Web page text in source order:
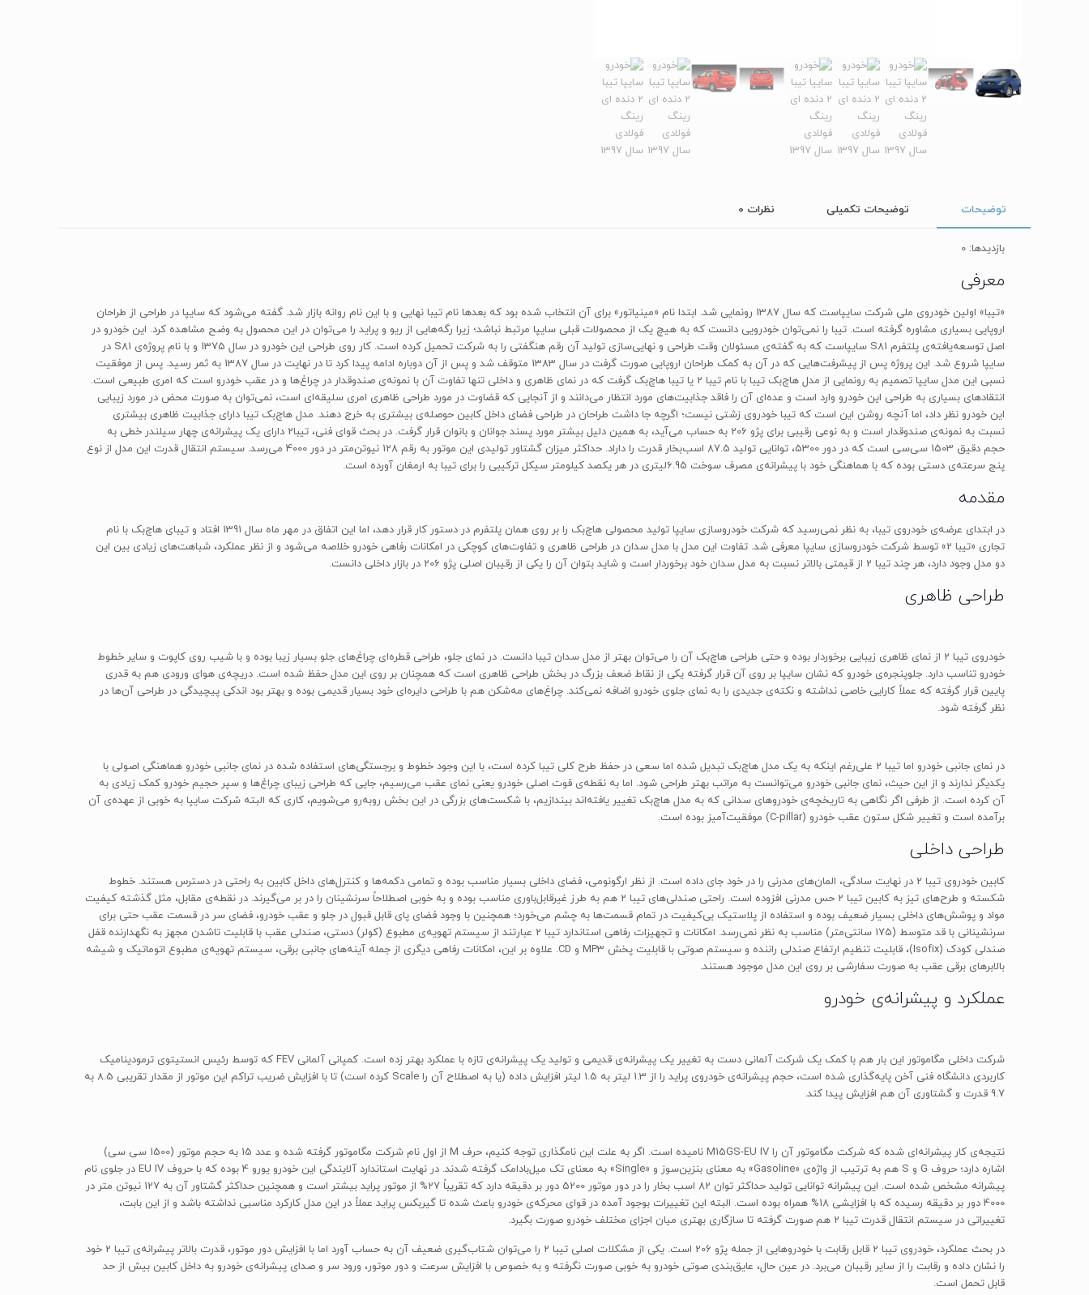
توضیحات توضیحات تکمیلی نظرات 0
بازدیدها: 0
معرفی
«تیبا» اولین خودروی ملی شرکت سایپاست که سال 1387 رونمایی شد. ابتدا نام «مینیاتور» برای آن انتخاب شده بود که بعدها نام تیبا نهایی و با این نام روانه بازار شد. گفته می‌شود که سایپا در طراحی از طراحان
اروپایی بسیاری مشاوره گرفته است. تیبا را نمی‌توان خودرویی دانست که به هیچ یک از محصولات قبلی سایپا مرتبط نباشد؛ زیرا رگه‌هایی از ریو و پراید را می‌توان در این محصول به وضح مشاهده کرد. این خودرو در
اصل توسعه‌یافته‌ی پلتفرم‌ S81‌ سایپاست که به گفته‌ی مسئولان وقت طراحی و نهایی‌سازی تولید آن رقم هنگفتی را به شرکت تحمیل کرده است. کار روی طراحی این خودرو در سال 1375 و با نام پروژه‌ی S81 در
سایپا شروع شد. این پروژه پس از پیشرفت‌هایی که در آن به کمک طراحان اروپایی صورت گرفت در سال 1383 متوقف شد و پس از آن دوباره ادامه پیدا کرد تا در نهایت در سال 1387 به ثمر رسید. پس از موفقیت
نسبی این مدل سایپا تصمیم به رونمایی از مدل هاچ‌بک تیبا با نام تیبا 2 یا تیبا هاچ‌بک گرفت که در نمای ظاهری و داخلی تنها تفاوت آن با نمونه‌ی صندوقدار در چراغ‌ها و در عقب خودرو است که امری طبیعی است.
انتقادهای بسیاری به طراحی این خودرو وارد است و عده‌ای آن را فاقد جذابیت‌های مورد انتظار می‌دانند و از آنجایی که قضاوت در مورد طراحی ظاهری امری سلیقه‌ای است، نمی‌توان به صورت محض در مورد زیبایی
این خودرو نظر داد، اما آنچه روشن این است که تیبا خودروی زشتی نیست؛ اگرچه جا داشت طراحان در طراحی فضای داخل کابین حوصله‌ی بیشتری به خرج دهند. مدل هاچ‌بک تیبا دارای جذابیت ظاهری بیشتری
نسبت به نمونه‌ی صندوقدار است و به نوعی رقیبی برای پژو 206 به حساب می‌آید، به همین دلیل بیشتر مورد پسند جوانان و بانوان قرار گرفت. در بحث قوای فنی، تیبا2 دارای یک پیشرانه‌ی چهار سیلندر خطی به
حجم دقیق 1503 سی‌سی است که در دور 5300‌، توانایی تولید 87.5 اسب‌بخار قدرت را داراد. حداکثر میزان گشتاور تولیدی این موتور به رقم 128 نیوتن‌متر در دور 4000 می‌رسد. سیستم انتقال قدرت این مدل از نوع
پنج سرعته‌ی دستی بوده که با هماهنگی خود با پیشرانه‌ی مصرف سوخت 6.95‌لیتری در هر یکصد کیلومتر سیکل ترکیبی را برای تیبا به ارمغان آورده است.
مقدمه
در ابتدای عرضه‌ی خودروی تیبا، به نظر نمی‌رسید که شرکت خودروسازی سایپا تولید محصولی هاچ‌بک را بر روی همان پلتفرم در دستور کار قرار دهد، اما این اتفاق در مهر ماه سال 1391 افتاد و تیبای هاچ‌بک با نام
تجاری «تیبا 2» توسط شرکت خودروسازی سایپا معرفی شد. تفاوت این مدل با مدل سدان در طراحی ظاهری و تفاوت‌های کوچکی در امکانات رفاهی خودرو خلاصه می‌شود و از نظر عملکرد، شباهت‌های زیادی بین این
دو مدل وجود دارد، هر چند تیبا 2 از قیمتی بالاتر نسبت به مدل سدان خود برخوردار است و شاید بتوان آن را یکی از رقیبان اصلی پژو 206 در بازار داخلی دانست.
طراحی ظاهری
خودروی تیبا 2 از نمای ظاهری زیبایی برخوردار بوده و حتی طراحی هاچ‌بک آن را می‌توان بهتر از مدل سدان تیبا دانست. در نمای جلو، طراحی قطره‌ای چراغ‌های جلو بسیار زیبا بوده و با شیب روی کاپوت و سایر خطوط
خودرو تناسب دارد. جلوپنجره‌ی خودرو که نشان سایپا بر روی آن قرار گرفته یکی از نقاط ضعف بزرگ در بخش طراحی ظاهری است که همچنان بر روی این مدل حفظ شده است. دریچه‌ی هوای ورودی هم به قدری
پایین قرار گرفته که عملاً کارایی خاصی نداشته و نکته‌ی جدیدی را به نمای جلوی خودرو اضافه نمی‌کند. چراغ‌های مه‌شکن هم با طراحی دایره‌ای خود بسیار قدیمی بوده و بهتر بود اندکی پیچیدگی در طراحی آن‌ها در
نظر گرفته شود.
در نمای جانبی خودرو اما تیبا 2 علی‌رغم اینکه به یک مدل هاچ‌بک تبدیل شده اما سعی در حفظ طرح کلی تیبا کرده است، با این وجود خطوط و برجستگی‌های استفاده شده در نمای جانبی خودرو هماهنگی اصولی با
یکدیگر ندارند و از این حیث، نمای جانبی خودرو می‌توانست به مراتب بهتر طراحی شود. اما به نقطه‌ی قوت اصلی خودرو یعنی نمای عقب می‌رسیم، جایی که طراحی زیبای چراغ‌ها و سپر حجیم خودرو کمک زیادی به
آن کرده است. از طرفی اگر نگاهی به تاریخچه‌ی خودروهای سدانی که به مدل هاچ‌بک تغییر یافته‌اند بیندازیم، با شکست‌های بزرگی در این بخش روبه‌رو می‌شویم، کاری که البته شرکت سایپا به خوبی از عهده‌ی آن
برآمده است و تغییر شکل ستون عقب خودرو (C-pillar) موفقیت‌آمیز بوده است.
طراحی داخلی
کابین خودروی تیبا 2 در نهایت سادگی، المان‌های مدرنی را در خود جای داده است. از نظر ارگونومی، فضای داخلی بسیار مناسب بوده و تمامی دکمه‌ها و کنترل‌های داخل کابین به راحتی در دسترس هستند. خطوط
شکسته و طرح‌های تیز به کابین تیبا 2 حس مدرنی افزوده است. راحتی صندلی‌های تیبا 2 هم به طرز غیرقابل‌باوری مناسب بوده و به خوبی اصطلاحاً سرنشینان را در بر می‌گیرند. در نقطه‌ی مقابل، مثل گذشته کیفیت
مواد و پوشش‌های داخلی بسیار ضعیف بوده و استفاده از پلاستیک بی‌کیفیت در تمام قسمت‌ها به چشم می‌خورد؛ همچنین با وجود فضای پای قابل قبول در جلو و عقب خودرو، فضای سر در قسمت عقب حتی برای
سرنشینانی با قد متوسط (175 سانتی‌متر) مناسب به نظر نمی‌رسد. امکانات و تجهیزات رفاهی استاندارد تیبا 2 عبارتند از سیستم تهویه‌ی مطبوع (کولر) دستی، صندلی عقب با قابلیت تاشدن مجهز به نگهدارنده قفل
صندلی کودک (Isofix)، قابلیت تنظیم ارتفاع صندلی راننده و سیستم صوتی با قابلیت پخش MP3 و CD. علاوه بر این، امکانات رفاهی دیگری از جمله آینه‌های جانبی برقی، سیستم تهویه‌ی مطبوع اتوماتیک و شیشه
بالابرهای برقی عقب به صورت سفارشی بر روی این مدل موجود هستند.
عملکرد و پیشرانه‌ی خودرو
شرکت داخلی مگاموتور این بار هم با کمک یک شرکت آلمانی دست به تغییر یک پیشرانه‌ی قدیمی و تولید یک پیشرانه‌ی تازه با عملکرد بهتر زده است. کمپانی آلمانی FEV که توسط رئیس انستیتوی ترمودینامیک
کاربردی دانشگاه فنی آخن پایه‌گذاری شده است، حجم پیشرانه‌ی خودروی پراید را از 1.3 لیتر به 1.5 لیتر افزایش داده (یا به اصطلاح آن را Scale کرده است) تا با افزایش ضریب تراکم این موتور از مقدار تقریبی 8.5 به
9.7 قدرت و گشتاوری آن هم افزایش پیدا کند.
نتیجه‌ی کار پیشرانه‌ای شده که شرکت مگاموتور آن را M15GS-EU IV نامیده است. اگر به علت این نامگذاری توجه کنیم، حرف M از اول نام شرکت مگاموتور گرفته شده و عدد 15 به حجم موتور (1500 سی سی)
اشاره دارد؛ حروف G و S هم به ترتیب از واژه‌ی «Gasoline» به معنای بنزین‌سوز و «Single» به معنای تک میل‌بادامک گرفته شدند. در نهایت استاندارد آلایندگی این خودرو یورو 4 بوده که با حروف EU IV در جلوی نام
پیشرانه مشخص شده است. این پیشرانه توانایی تولید حداکثر توان 82 اسب بخار را در دور موتور 5200 دور بر دقیقه دارد که تقریباً 27% از موتور پراید بیشتر است و همچنین حداکثر گشتاور آن به 127 نیوتن متر در
4000 دور بر دقیقه رسیده که با افزایشی 18% همراه بوده است. البته این تغییرات بوجود آمده در قوای محرکه‌ی خودرو باعث شده تا گیربکس پراید عملاً در این مدل کارکرد مناسبی نداشته باشد و از این بابت،
تغییراتی در سیستم انتقال قدرت تیبا 2 هم صورت گرفته تا سازگاری بهتری میان اجزای مختلف خودرو صورت بگیرد.
در بحث عملکرد، خودروی تیبا 2 قابل رقابت با خودروهایی از جمله پژو 206 است. یکی از مشکلات اصلی تیبا 2 را می‌توان شتاب‌گیری ضعیف آن به حساب آورد اما با افزایش دور موتور، قدرت بالاتر پیشرانه‌ی تیبا 2 خود
را نشان داده و رقابت را از سایر رقیبان می‌برد. در عین حال، عایق‌بندی صوتی خودرو به خوبی صورت نگرفته و به خصوص با افزایش سرعت و دور موتور، ورود سر و صدای پیشرانه‌ی خودرو به داخل کابین بیش از حد
قابل تحمل است.